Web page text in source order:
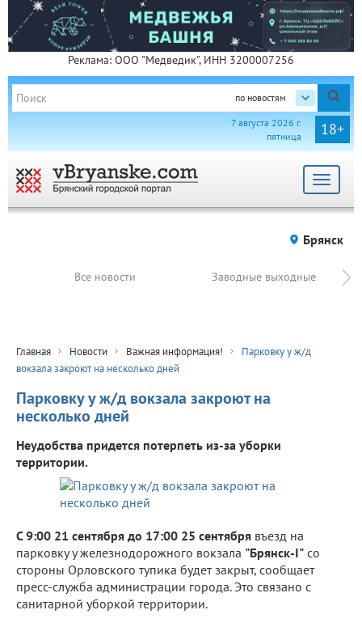
Реклама: ООО "Медведик", ИНН 3200007256
по новостям
18+
7 августа 2026 г.
пятница
Toggle
Брянск
Все новости Заводные выходные
Главная Новости Важная информация!
Парковку у ж/д
вокзала закроют на несколько дней
Парковку у ж/д вокзала закроют на
несколько дней
Неудобства придется потерпеть из-за уборки
территории.
С 9:00 21 сентября до 17:00 25 сентября въезд на
парковку у железнодорожного вокзала "Брянск-I" со
стороны Орловского тупика будет закрыт, сообщает
пресс-служба администрации города. Это связано с
санитарной уборкой территории.